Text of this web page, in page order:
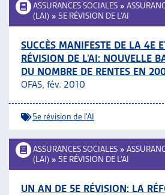
RESSOURCES
THÉMATIQUES
GUIDE SOCIAL ROMAND
AUTRES
ARTIAS
L’ASSOCIATION
PROJETS ET ACTIVITÉS
JOURNÉES D’AUTOMNE
ASSURANCES SOCIALES »
(LAI) » 5E RÉVISION DE L’AI
SUCCÈS MANIFESTE DE LA 4E
RÉVISION DE L’AI: NOUVELLE
DU NOMBRE DE RENTES EN
OFAS, fév. 2010
5e révision de l'AI
ASSURANCES SOCIALES »
(LAI) » 5E RÉVISION DE L’AI
UN AN DE 5E RÉVISION: LA